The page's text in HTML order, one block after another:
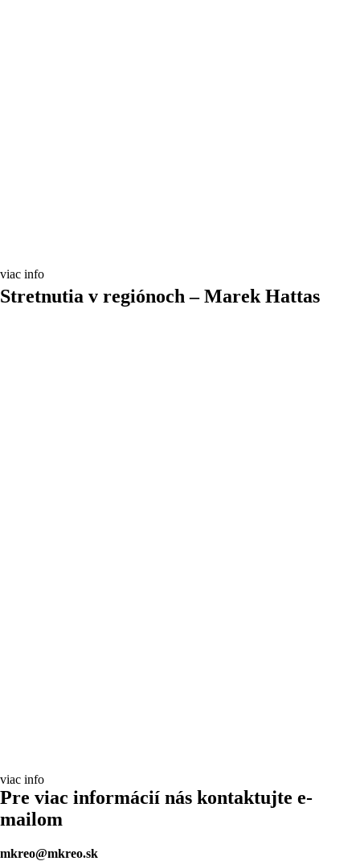
viac info
Stretnutia v regiónoch – Marek Hattas
viac info
Pre viac informácií nás kontaktujte e-
mailom
mkreo@mkreo.sk